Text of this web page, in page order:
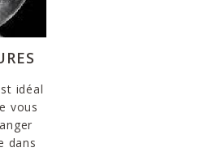
idéal
vous
dans